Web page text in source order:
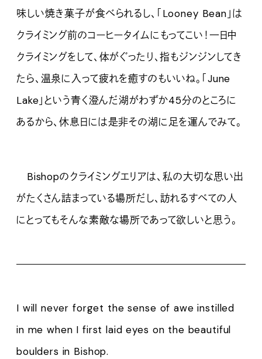
味しい焼き菓子が食べられるし、「Looney Bean」は
クライミング前のコーヒータイムにもってこい！一日中
クライミングをして、体がぐったり、指もジンジンしてき
たら、温泉に入って疲れを癒すのもいいね。「June
Lake」という青く澄んだ湖がわずか45分のところに
あるから、休息日には是非その湖に足を運んでみて。
Bishopのクライミングエリアは、私の大切な思い出
がたくさん詰まっている場所だし、訪れるすべての人
にとってもそんな素敵な場所であって欲しいと思う。
I will never forget the sense of awe instilled
in me when I first laid eyes on the beautiful
boulders in Bishop.